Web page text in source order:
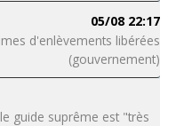
05/08 22:17
d'enlèvements libérées
(gouvernement)
guide suprême est "très